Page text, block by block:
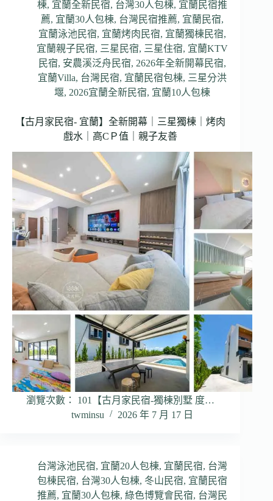
棟, 宜蘭全新民宿, 台灣30人包棟, 宜蘭民宿推
薦, 宜蘭30人包棟, 台灣民宿推薦, 宜蘭民宿,
宜蘭泳池民宿, 宜蘭烤肉民宿, 宜蘭獨棟民宿,
宜蘭親子民宿, 三星民宿, 三星住宿, 宜蘭KTV
民宿, 安農溪泛舟民宿, 2626年全新開幕民宿,
宜蘭Villa, 台灣民宿, 宜蘭民宿包棟, 三星分洪
堰, 2026宜蘭全新民宿, 宜蘭10人包棟
【古月家民宿- 宜蘭】全新開幕｜三星獨棟｜烤肉
戲水｜高CＰ值｜親子友善
瀏覽次數： 101【古月家民宿-獨棟別墅 度…
twminsu
2026 年 7 月 17 日
台灣泳池民宿, 宜蘭20人包棟, 宜蘭民宿, 台灣
包棟民宿, 台灣30人包棟, 冬山民宿, 宜蘭民宿
推薦, 宜蘭30人包棟,綠色博覽會民宿, 台灣民